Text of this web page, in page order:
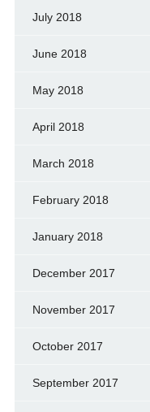
July 2018
June 2018
May 2018
April 2018
March 2018
February 2018
January 2018
December 2017
November 2017
October 2017
September 2017